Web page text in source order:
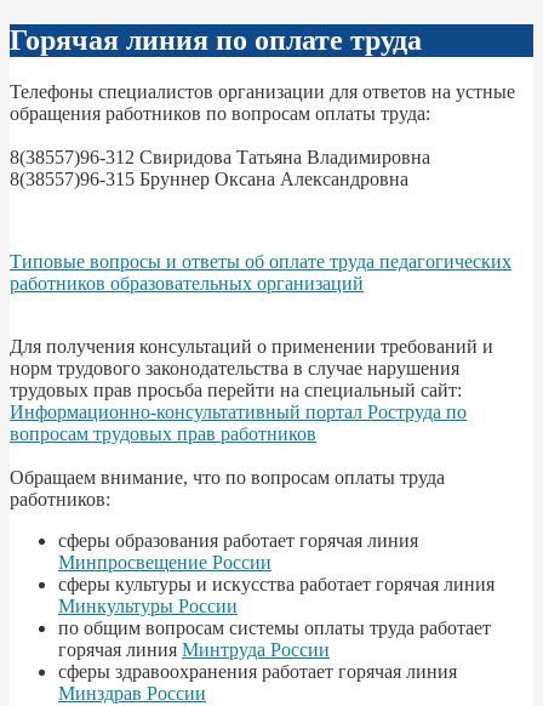
Горячая линия по оплате труда
Телефоны специалистов организации для ответов на устные
обращения работников по вопросам оплаты труда:
8(38557)96-312 Свиридова Татьяна Владимировна
8(38557)96-315 Бруннер Оксана Александровна
Типовые вопросы и ответы об оплате труда педагогических
работников образовательных организаций
Для получения консультаций о применении требований и
норм трудового законодательства в случае нарушения
трудовых прав просьба перейти на специальный сайт:
Информационно-консультативный портал Роструда по
вопросам трудовых прав работников
Обращаем внимание, что по вопросам оплаты труда
работников:
сферы образования работает горячая линия
Минпросвещение России
сферы культуры и искусства работает горячая линия
Минкультуры России
по общим вопросам системы оплаты труда работает
горячая линия Минтруда России
сферы здравоохранения работает горячая линия
Минздрав России